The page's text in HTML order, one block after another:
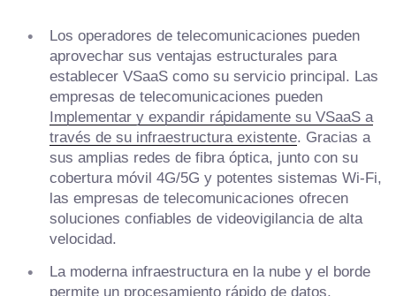
Los operadores de telecomunicaciones pueden
aprovechar sus ventajas estructurales para
establecer VSaaS como su servicio principal. Las
empresas de telecomunicaciones pueden
Implementar y expandir rápidamente su VSaaS a
través de su infraestructura existente. Gracias a
sus amplias redes de fibra óptica, junto con su
cobertura móvil 4G/5G y potentes sistemas Wi-Fi,
las empresas de telecomunicaciones ofrecen
soluciones confiables de videovigilancia de alta
velocidad.
La moderna infraestructura en la nube y el borde
permite un procesamiento rápido de datos,